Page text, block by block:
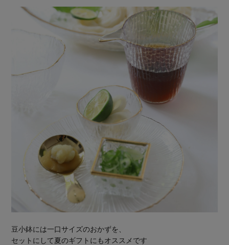
豆小鉢には一口サイズのおかずを、
セットにして夏のギフトにもオススメです